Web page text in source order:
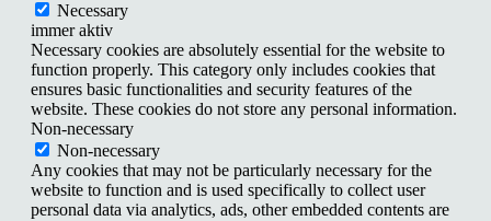
Necessary
immer aktiv
Necessary cookies are absolutely essential for the website to
function properly. This category only includes cookies that
ensures basic functionalities and security features of the
website. These cookies do not store any personal information.
Non-necessary
Non-necessary
Any cookies that may not be particularly necessary for the
website to function and is used specifically to collect user
personal data via analytics, ads, other embedded contents are